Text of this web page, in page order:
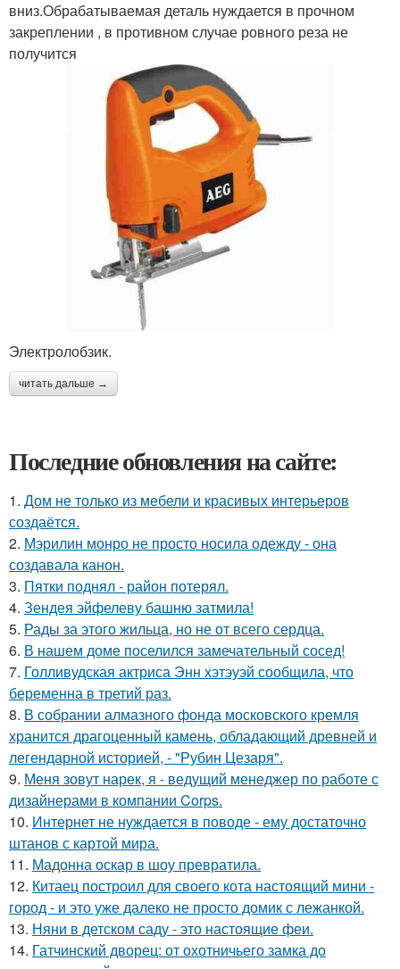
вниз.Обрабатываемая деталь нуждается в прочном
закреплении , в противном случае ровного реза не
получится
Электролобзик.
читать дальше →
Последние обновления на сайте:
1. Дом не только из мебели и красивых интерьеров
создаётся.
2. Мэрилин монро не просто носила одежду - она
создавала канон.
3. Пятки поднял - район потерял.
4. Зендея эйфелеву башню затмила!
5. Рады за этого жильца, но не от всего сердца.
6. В нашем доме поселился замечательный сосед!
7. Голливудская актриса Энн хэтэуэй сообщила, что
беременна в третий раз.
8. В собрании алмазного фонда московского кремля
хранится драгоценный камень, обладающий древней и
легендарной историей, - "Рубин Цезаря".
9. Меня зовут нарек, я - ведущий менеджер по работе с
дизайнерами в компании Corps.
10. Интернет не нуждается в поводе - ему достаточно
штанов с картой мира.
11. Мадонна оскар в шоу превратила.
12. Китаец построил для своего кота настоящий мини -
город - и это уже далеко не просто домик с лежанкой.
13. Няни в детском саду - это настоящие феи.
14. Гатчинский дворец: от охотничьего замка до